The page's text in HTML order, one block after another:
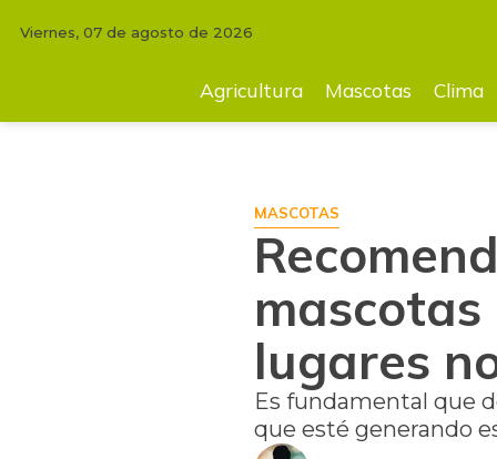
Recomendaciones para evitar que sus
Viernes, 07 de agosto de 2026
Agricultura Mascotas Clima
MASCOTAS
mascotas
lugares
Es fundamental que
que esté generando